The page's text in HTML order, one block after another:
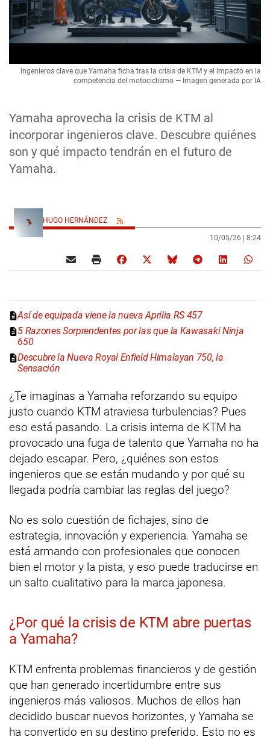
Yamaha aprovecha la crisis de KTM al
incorporar ingenieros clave. Descubre quiénes
son y qué impacto tendrán en el futuro de
Yamaha.
Ingenieros clave que Yamaha ficha tras la crisis de KTM y el impacto en la
competencia del motociclismo — Imagen generada por IA
HUGO HERNÁNDEZ
10/05/26 | 8:24
Así de equipada viene la nueva Aprilia RS 457
5 Razones Sorprendentes por las que la Kawasaki Ninja
650
Descubre la Nueva Royal Enfield Himalayan 750, la
Sensación
¿Te imaginas a Yamaha reforzando su equipo
justo cuando KTM atraviesa turbulencias? Pues
eso está pasando. La crisis interna de KTM ha
provocado una fuga de talento que Yamaha no ha
dejado escapar. Pero, ¿quiénes son estos
ingenieros que se están mudando y por qué su
llegada podría cambiar las reglas del juego?
No es solo cuestión de fichajes, sino de
estrategia, innovación y experiencia. Yamaha se
está armando con profesionales que conocen
bien el motor y la pista, y eso puede traducirse en
un salto cualitativo para la marca japonesa.
¿Por qué la crisis de KTM abre puertas
a Yamaha?
KTM enfrenta problemas financieros y de gestión
que han generado incertidumbre entre sus
ingenieros más valiosos. Muchos de ellos han
decidido buscar nuevos horizontes, y Yamaha se
ha convertido en su destino preferido. Esto no es